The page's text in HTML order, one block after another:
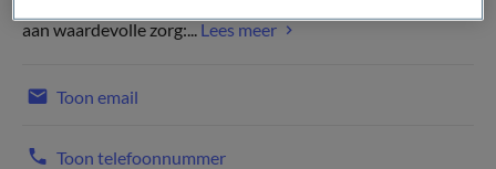
aan waardevolle zorg:... Lees meer
Toon email
Toon telefoonnummer